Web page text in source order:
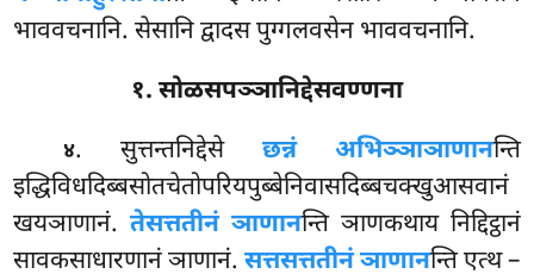
भाववचनानि. सेसानि द्वादस पुग्गलवसेन भाववचनानि.
१. सोळसपञ्ञानिद्देसवण्णना
४. सुत्तन्तनिद्देसे छन्नं अभिञ्ञाञाणानन्ति
इद्धिविधदिब्बसोतचेतोपरियपुब्बेनिवासदिब्बचक्खुआसवानं
खयञाणानं.तेसत्ततीनं ञाणानन्ति ञाणकथाय निद्दिट्ठानं
सावकसाधारणानं ञाणानं.सत्तसत्ततीनं ञाणानन्ति एत्थ –